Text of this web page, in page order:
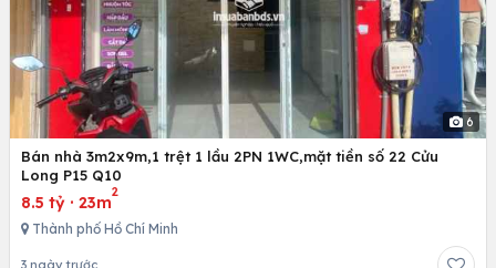
6
Bán nhà 3m2x9m,1 trệt 1 lầu 2PN 1WC,mặt tiền số 22 Cửu
Long P15 Q10
8.5 tỷ · 23m
2
Thành phố Hồ Chí Minh
3 ngày trước